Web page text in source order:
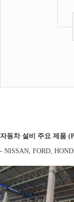
자동차 설비 주요 제품
- NISSAN, FORD,